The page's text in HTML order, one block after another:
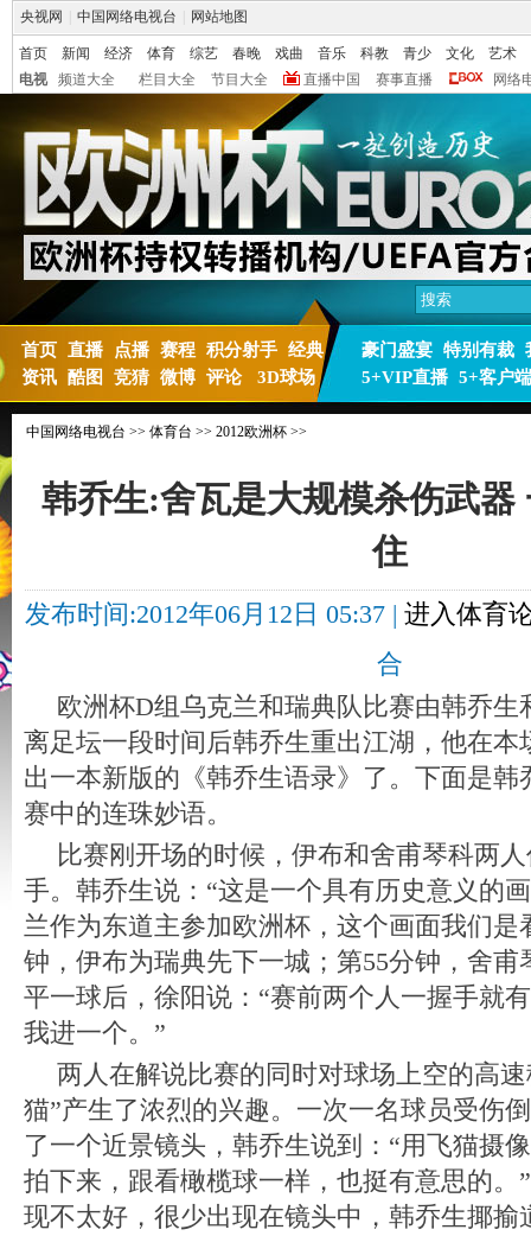
央视网 中国网络电视台 网站地图
首页 新闻 经济 体育 综艺 春晚 戏曲 音乐 科教 青少 文化
艺术
电视
频道大全 栏目大全 节目大全 直播中国 赛事直播 网络
首页 直播 点播 赛程 积分射手 经典
资讯 酷图 竞猜 微博 评论 3D球场
豪门盛宴 特别有裁
5+VIP直播 5+客户端
中国网络电视台 >> 体育台 >> 2012欧洲杯 >>
韩乔生:舍瓦是大规模杀伤武器
住
发布时间:2012年06月12日 05:37 | 进入体育
合
欧洲杯D组乌克兰和瑞典队比赛由韩乔生
离足坛一段时间后韩乔生重出江湖，他在本
出一本新版的《韩乔生语录》了。下面是韩
赛中的连珠妙语。
比赛刚开场的时候，伊布和舍甫琴科两
手。韩乔生说：“这是一个具有历史意义的
兰作为东道主参加欧洲杯，这个画面我们是
钟，伊布为瑞典先下一城；第55分钟，舍甫
平一球后，徐阳说：“赛前两个人一握手就
我进一个。”
两人在解说比赛的同时对球场上空的高
猫”产生了浓烈的兴趣。一次一名球员受伤
了一个近景镜头，韩乔生说到：“用飞猫摄
拍下来，跟看橄榄球一样，也挺有意思的。
现不太好，很少出现在镜头中，韩乔生揶揄